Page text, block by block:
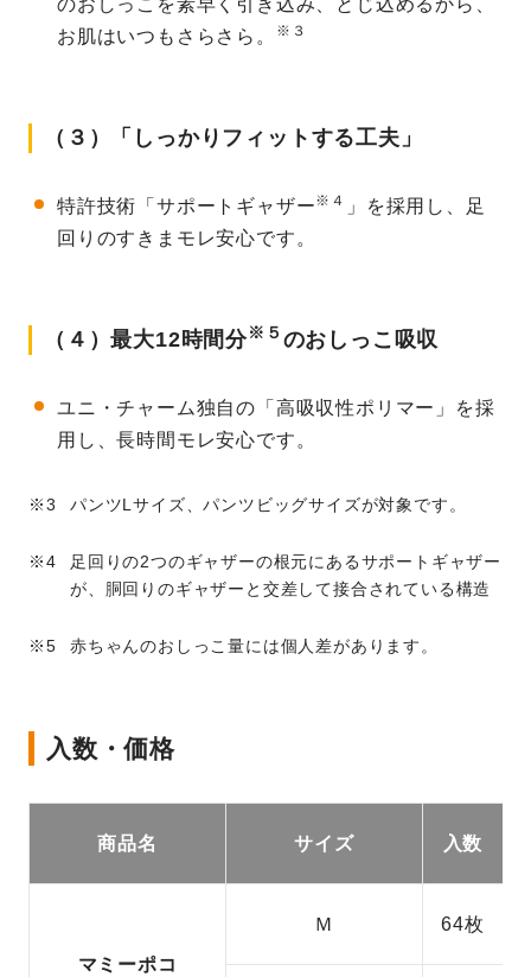
のおしっこを素早く引き込み、とじ込めるから、
お肌はいつもさらさら。
※３
（３）「しっかりフィットする工夫」
特許技術「サポートギャザー※４ 」を採用し、足
回りのすきまモレ安心です。
（４）最大12時間分※５ のおしっこ吸収
ユニ・チャーム独自の「高吸収性ポリマー」を採
用し、長時間モレ安心です。
パンツLサイズ、パンツビッグサイズが対象です。
足回りの2つのギャザーの根元にあるサポートギャザー
が、胴回りのギャザーと交差して接合されている構造
赤ちゃんのおしっこ量には個人差があります。
入数・価格
商品名 サイズ 入数
マミーポコ
Ｍ 64枚